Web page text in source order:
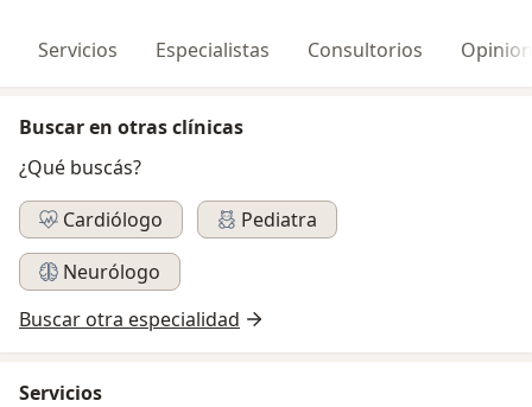
Servicios Especialistas Consultorios
Buscar en otras clínicas
¿Qué buscás?
Cardiólogo
Pediatra
Neurólogo
Buscar otra especialidad
Servicios